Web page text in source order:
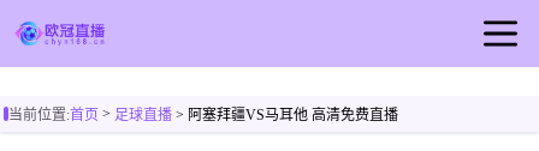
当前位置:首页> 足球直播> 阿塞拜疆VS马耳他 高清免费直播